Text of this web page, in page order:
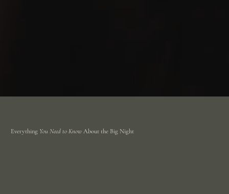
Everything You Need to KnowAbout the Big Night